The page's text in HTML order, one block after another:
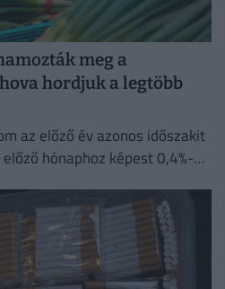
meg a
hordjuk a legtöbb
az előző év azonos időszakit
hónaphoz képest 0,4%-